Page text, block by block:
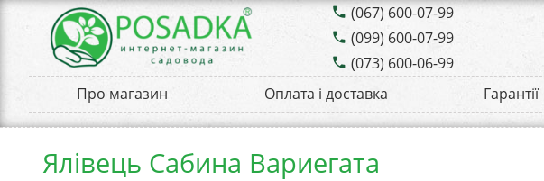
phone (067) 600-07-99
phone (099) 600-07-99
phone (073) 600-06-99
Про магазин Оплата і доставка Гарантії
Ялівець Сабина Вариегата